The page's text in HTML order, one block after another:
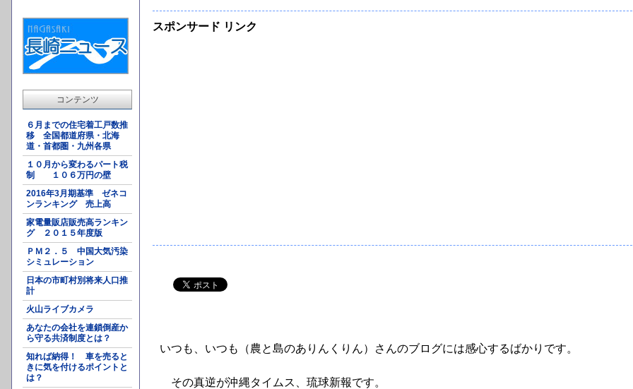
コンテンツ
６月までの住宅着工戸数推
移 全国都道府県・北海
道・首都圏・九州各県
１０月から変わるパート税
制 １０６万円の壁
2016年3月期基準 ゼネコ
ンランキング 売上高
家電量販店販売高ランキン
グ ２０１５年度版
ＰＭ２．５ 中国大気汚染
シミュレーション
日本の市町村別将来人口推
計
火山ライブカメラ
あなたの会社を連鎖倒産か
ら守る共済制度とは？
知れば納得！ 車を売ると
きに気を付けるポイントと
は？
スポンサード リンク
いつも、いつも（農と島のありんくりん）さんのブログには感心するばかりです。
その真逆が沖縄タイムス、琉球新報です。